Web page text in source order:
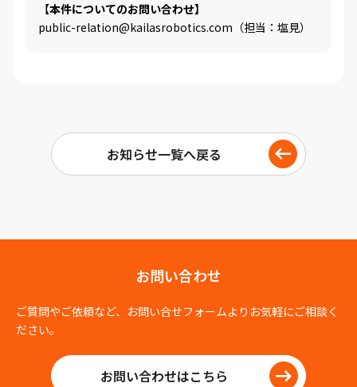
【本件についてのお問い合わせ】
public-relation@kailasrobotics.com（担当：塩見）
お知らせ一覧へ戻る
お問い合わせ
ご質問やご依頼など、お問い合せフォームよりお気軽にご相談く
ださい。
お問い合わせはこちら